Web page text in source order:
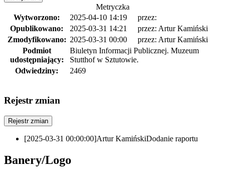
Metryczka
Wytworzono:
2025-04-10 14:19
przez:
Opublikowano:
2025-03-31 14:21 przez: Artur Kamiński
Zmodyfikowano: 2025-03-31 00:00 przez: Artur Kamiński
Podmiot
udostępniający:
Biuletyn Informacji Publicznej. Muzeum
Stutthof w Sztutowie.
Odwiedziny:
2469
Rejestr zmian
Rejestr zmian
[2025-03-31 00:00:00]Artur KamińskiDodanie raportu
Banery/Logo